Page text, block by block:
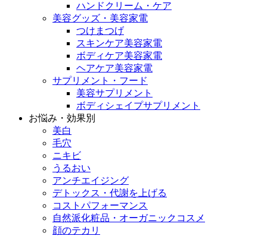
ハンドクリーム・ケア
美容グッズ・美容家電
つけまつげ
スキンケア美容家電
ボディケア美容家電
ヘアケア美容家電
サプリメント・フード
美容サプリメント
ボディシェイプサプリメント
お悩み・効果別
美白
毛穴
ニキビ
うるおい
アンチエイジング
デトックス・代謝を上げる
コストパフォーマンス
自然派化粧品・オーガニックコスメ
顔のテカリ